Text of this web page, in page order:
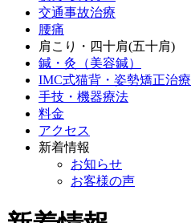
交通事故治療
腰痛
肩こり・四十肩(五十肩)
鍼・灸（美容鍼）
IMC式猫背・姿勢矯正治療
手技・機器療法
料金
アクセス
新着情報
お知らせ
お客様の声